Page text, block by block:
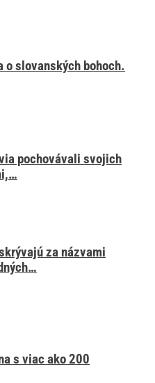
o slovanských bohoch.
pochovávali svojich
za názvami
s viac ako 200